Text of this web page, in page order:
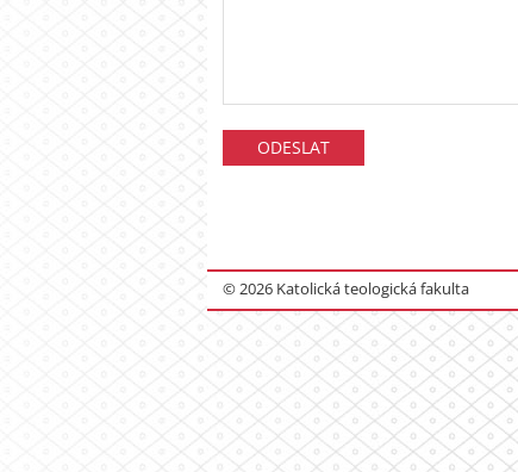
© 2026 Katolická teologická fakulta